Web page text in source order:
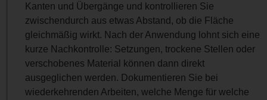
Kanten und Übergänge und kontrollieren Sie
zwischendurch aus etwas Abstand, ob die Fläche
gleichmäßig wirkt. Nach der Anwendung lohnt sich eine
kurze Nachkontrolle: Setzungen, trockene Stellen oder
verschobenes Material können dann direkt
ausgeglichen werden. Dokumentieren Sie bei
wiederkehrenden Arbeiten, welche Menge für welche